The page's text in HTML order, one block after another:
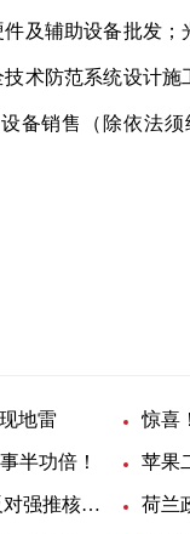
及辅助设备批发
术防范系统设计
备销售（除依法
地雷 惊喜
半功倍！
韩国反排海团队与日本民众共同举行集会 反对强推核污染水排海 荷兰